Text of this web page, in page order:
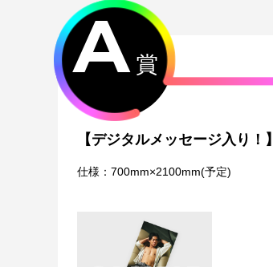
・本サービスで獲得された動画･画像
おります。
・当選権利は当選者ご本人のみ有効
・運営様の都合により、一部サイン
メールにてご連絡させていただきます
・製造に伴い発生した製品イメージ
・弊社サイト以外で景品を購入された
・一部の景品は希望景品の選択や希
がございます。
・サイン入り景品とサインなし景品は
特典について
・多連特典をご希望の場合、「くじ
A 賞
【デジタルメッセージ入り
仕様：700mm×2100mm(予定)